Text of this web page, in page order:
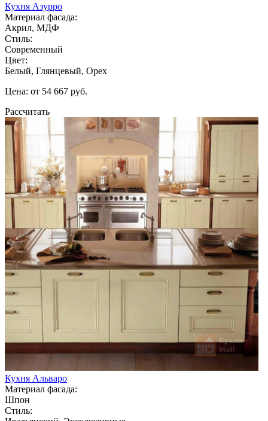
Кухня Азурро
Материал фасада:
Акрил, МДФ
Стиль:
Современный
Цвет:
Белый, Глянцевый, Орех
Цена: от 54 667 руб.
Рассчитать
Кухня Альваро
Материал фасада:
Шпон
Стиль: